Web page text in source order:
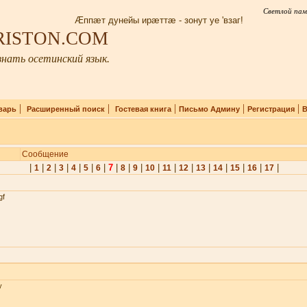
Светлой
Æппæт дунейы ирæттæ - зонут уе 'взаг!
осетинский язык.
| Расширенный поиск| Гостевая книга| Письмо Админу| Регистрация|
Сообщение
1| 2| 3| 4| 5| 6| 7| 8| 9| 10| 11| 12| 13| 14| 15| 16| 17|